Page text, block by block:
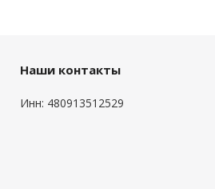
Наши контакты
Инн: 480913512529